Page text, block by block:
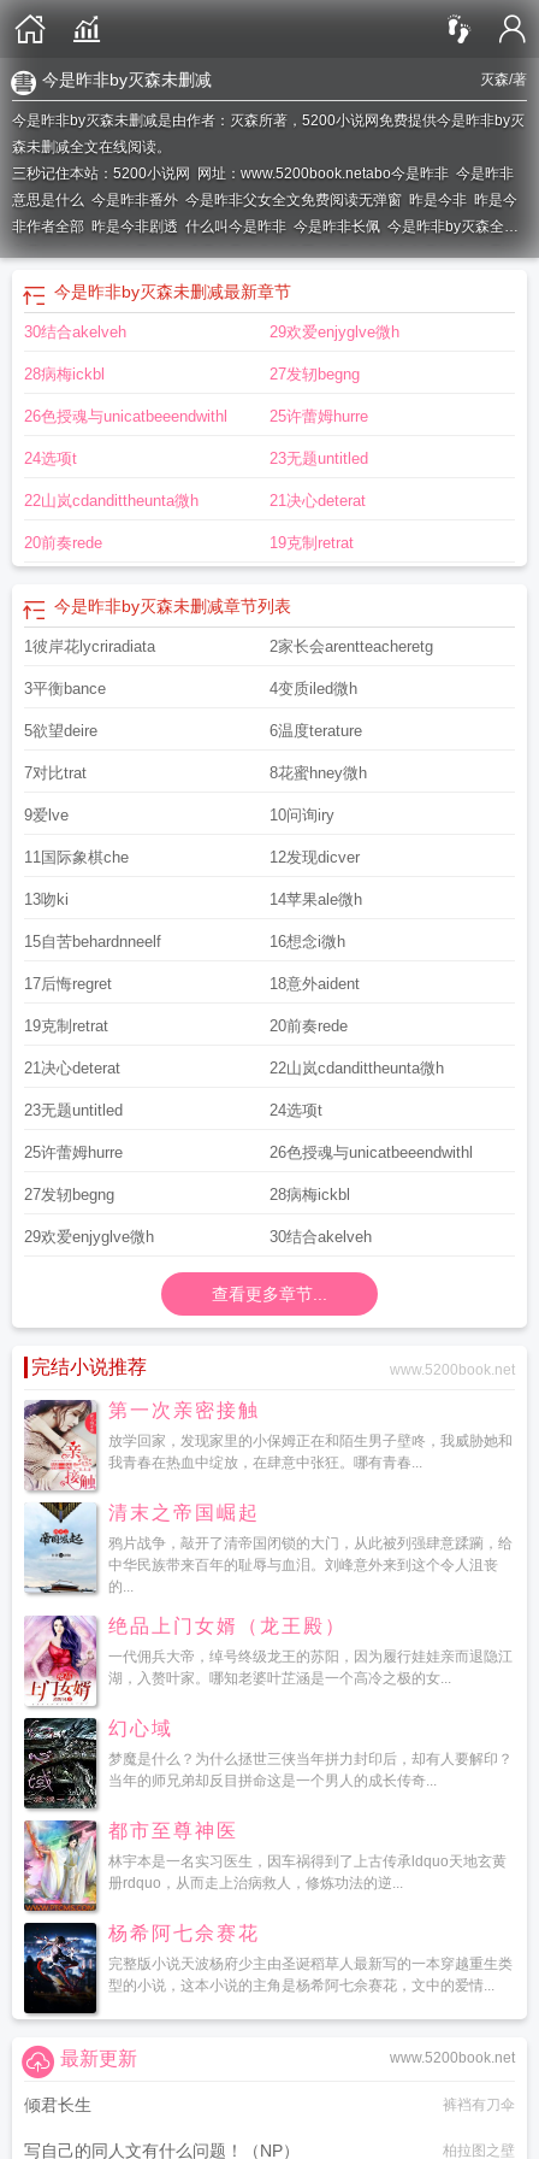
灭森/著
今是昨非by灭森未删减
今是昨非by灭森未删减是由作者：灭森所著，5200小说网免费提供今是昨非by灭
森未删减全文在线阅读。
三秒记住本站：5200小说网 网址：www.5200book.netabo今是昨非 今是昨非
意思是什么 今是昨非番外 今是昨非父女全文免费阅读无弹窗 昨是今非 昨是今
非作者全部 昨是今非剧透 什么叫今是昨非 今是昨非长佩 今是昨非by灭森全文
免费阅读笔趣阁今是昨非成语今是昨非的意思今是昨非全文免费阅读今是昨
今是昨非什么意思?昨是今非by木瑭
成语吗
今是昨非猜一数字
非全文免费阅读昨是今非bl 今是昨非的非是什么意思今是昨非的意义和用法
今是昨非by灭森未删减最新章节
30结合akelveh 29欢爱enjyglve微h
28病梅ickbl 27发轫begng
26色授魂与unicatbeeendwithl 25许蕾姆hurre
24选项t 23无题untitled
22山岚cdandittheunta微h 21决心deterat
20前奏rede 19克制retrat
今是昨非by灭森未删减章节列表
1彼岸花lycriradiata 2家长会arentteacheretg
3平衡bance 4变质iled微h
5欲望deire 6温度terature
7对比trat 8花蜜hney微h
9爱lve 10问询iry
11国际象棋che 12发现dicver
13吻ki 14苹果ale微h
15自苦behardnneelf 16想念i微h
17后悔regret 18意外aident
19克制retrat 20前奏rede
21决心deterat 22山岚cdandittheunta微h
23无题untitled 24选项t
25许蕾姆hurre 26色授魂与unicatbeeendwithl
27发轫begng 28病梅ickbl
29欢爱enjyglve微h 30结合akelveh
查看更多章节...
完结小说推荐 www.5200book.net
第一次亲密接触
放学回家，发现家里的小保姆正在和陌生男子壁咚，我威胁她和
我青春在热血中绽放，在肆意中张狂。哪有青春...
清末之帝国崛起
鸦片战争，敲开了清帝国闭锁的大门，从此被列强肆意蹂躏，给
中华民族带来百年的耻辱与血泪。刘峰意外来到这个令人沮丧
的...
绝品上门女婿（龙王殿）
一代佣兵大帝，绰号终级龙王的苏阳，因为履行娃娃亲而退隐江
湖，入赘叶家。哪知老婆叶芷涵是一个高冷之极的女...
幻心域
梦魔是什么？为什么拯世三侠当年拼力封印后，却有人要解印？
当年的师兄弟却反目拼命这是一个男人的成长传奇...
都市至尊神医
林宇本是一名实习医生，因车祸得到了上古传承ldquo天地玄黄
册rdquo，从而走上治病救人，修炼功法的逆...
杨希阿七佘赛花
完整版小说天波杨府少主由圣诞稻草人最新写的一本穿越重生类
型的小说，这本小说的主角是杨希阿七佘赛花，文中的爱情...
www.5200book.net
最新更新
倾君长生 裤裆有刀伞
写自己的同人文有什么问题！（NP） 柏拉图之壁